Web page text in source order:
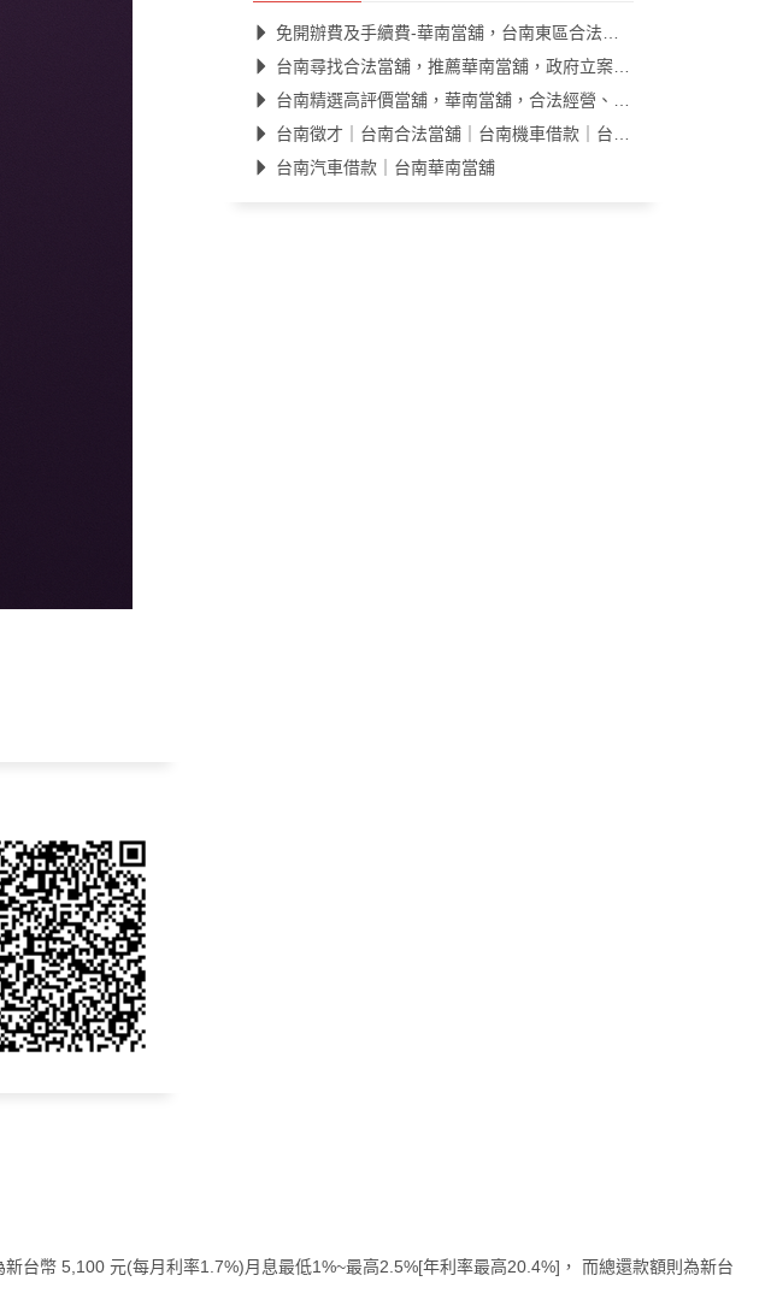
免開辦費及手續費-華南當舖，台南東區合法當舖，汽機車借款快速核款
台南尋找合法當舖，推薦華南當舖，政府立案，Google評價高
台南精選高評價當舖，華南當舖，合法經營、公開透明、息低保密
台南徵才｜台南合法當舖｜台南機車借款｜台南當舖推薦｜汽車借款
台南汽車借款｜台南華南當舖
台幣 5,100 元(每月利率1.7%)月息最低1%~最高2.5%[年利率最高20.4%]， 而總還款額則為新台